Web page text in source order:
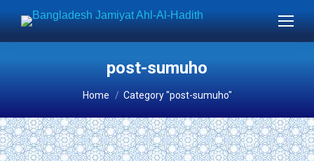
post-sumuho
You are here:
Home Category "post-sumuho"